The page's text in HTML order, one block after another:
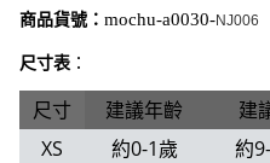
商品貨號： mochu-a0030-NJ006
尺寸表 ：
尺寸 建議年齡 建
XS
約0-1歲 約